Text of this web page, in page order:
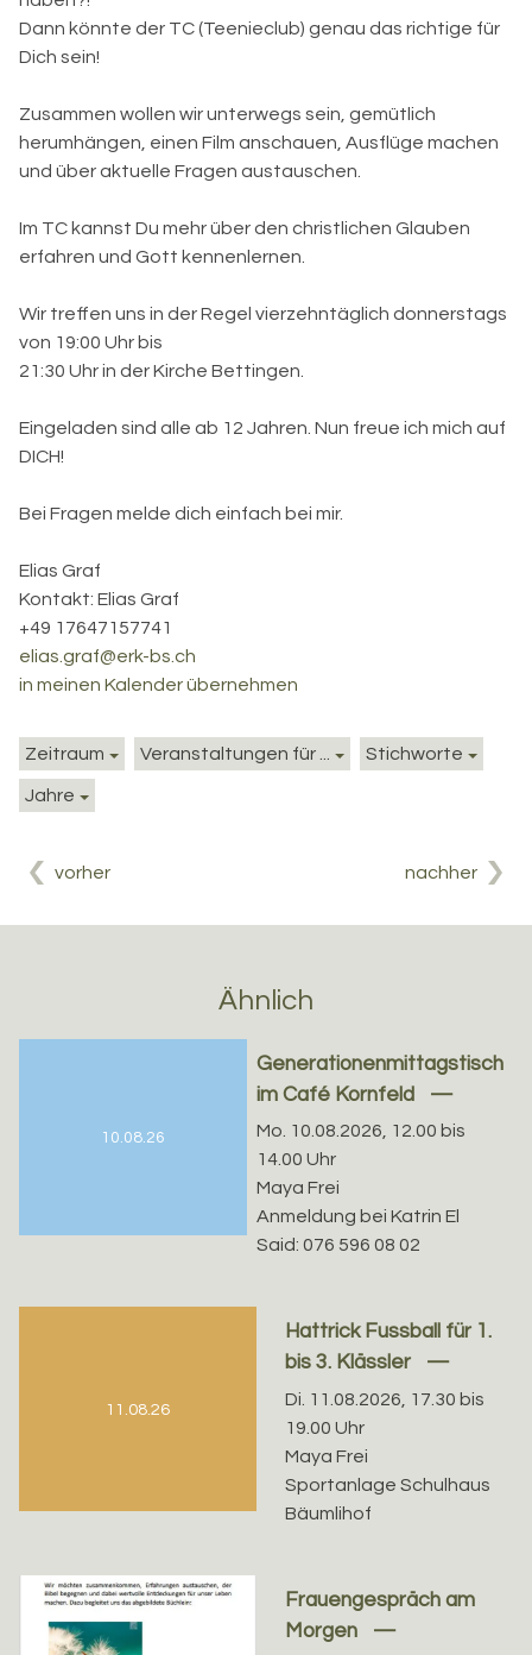
Dann könnte der TC (Teenieclub) genau das richtige für
Dich sein!
Zusammen wollen wir unterwegs sein, gemütlich
herumhängen, einen Film anschauen, Ausflüge machen
und über aktuelle Fragen austauschen.
Im TC kannst Du mehr über den christlichen Glauben
erfahren und Gott kennenlernen.
Wir treffen uns in der Regel vierzehntäglich donnerstags
von 19:00 Uhr bis
21:30 Uhr in der Kirche Bettingen.
Eingeladen sind alle ab 12 Jahren. Nun freue ich mich auf
DICH!
Bei Fragen melde dich einfach bei mir.
Elias Graf
Kontakt: Elias Graf
+49 17647157741
elias.graf@erk-bs.ch
in meinen Kalender übernehmen
Zeitraum Veranstaltungen für ... Stichworte
Jahre
vorher nachher
Ähnlich
10.08.26
Generationenmittagstisch
im Café Kornfeld
Mo. 10.08.2026, 12.00 bis
14.00 Uhr
Maya Frei
Anmeldung bei Katrin El
Said: 076 596 08 02
11.08.26
Hattrick Fussball für 1.
bis 3. Klässler
Di. 11.08.2026, 17.30 bis
19.00 Uhr
Maya Frei
Sportanlage Schulhaus
Bäumlihof
Frauengespräch am
Morgen